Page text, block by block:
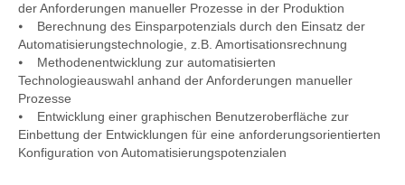
der Anforderungen manueller Prozesse in der Produktion
⦁ Berechnung des Einsparpotenzials durch den Einsatz der
Automatisierungstechnologie, z.B. Amortisationsrechnung
⦁ Methodenentwicklung zur automatisierten
Technologieauswahl anhand der Anforderungen manueller
Prozesse
⦁ Entwicklung einer graphischen Benutzeroberfläche zur
Einbettung der Entwicklungen für eine anforderungsorientierten
Konfiguration von Automatisierungspotenzialen